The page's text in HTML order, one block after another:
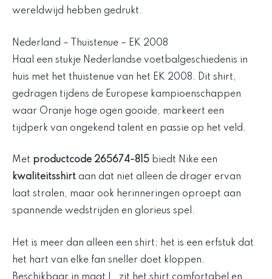
wereldwijd hebben gedrukt.
Nederland – Thuistenue – EK 2008
Haal een stukje Nederlandse voetbalgeschiedenis in
huis met het thuistenue van het EK 2008. Dit shirt,
gedragen tijdens de Europese kampioenschappen
waar Oranje hoge ogen gooide, markeert een
tijdperk van ongekend talent en passie op het veld.
Met productcode 265674-815 biedt Nike een
kwaliteitsshirt aan dat niet alleen de drager ervan
laat stralen, maar ook herinneringen oproept aan
spannende wedstrijden en glorieus spel.
Het is meer dan alleen een shirt; het is een erfstuk dat
het hart van elke fan sneller doet kloppen.